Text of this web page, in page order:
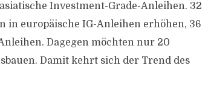
Investment-Grade-Anleihen. 32
in europäische IG-Anleihen erhöhen, 36
Dagegen möchten nur 20
Damit kehrt sich der Trend des